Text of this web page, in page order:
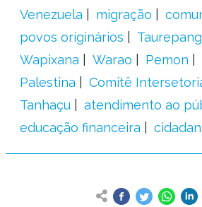
Venezuela
migração
povos originários
Taurepang
Wapixana
Warao Pemon
Palestina
Comitê
Tanhaçu
atendimento ao
educação financeira